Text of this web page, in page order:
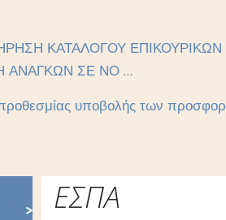
ΚΑΤΑΛΟΓΟΥ
ΑΝΑΓΚΩΝ ΣΕ ΝΟ ...
υποβολής των
ΕΣΠΑ